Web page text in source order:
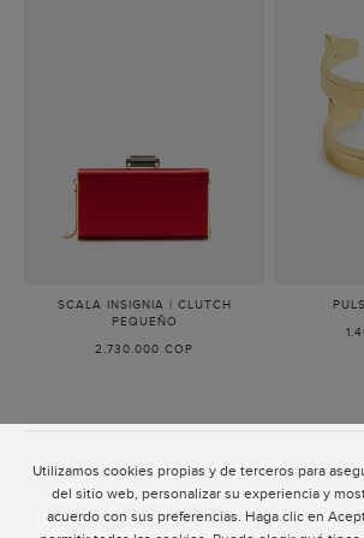
Utilizamos cookies propias y de terceros para
del sitio web, personalizar su experiencia y
acuerdo con sus preferencias. Haga clic en
SCALA INSIGNIA | CLUTCH
PEQUEÑO
2.730.000 COP
ATENCIÓN AL CLIENTE
POLÍTICA DE PRIVACIDAD